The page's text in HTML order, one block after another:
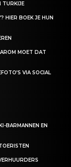
TURKIJE
HIER BOEK JE HUN
MOET DAT
VIA SOCIAL
BARMANNEN EN